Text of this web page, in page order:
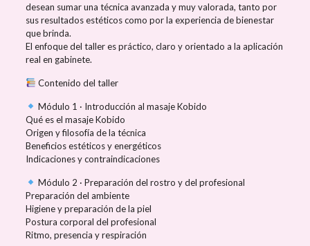
desean sumar una técnica avanzada y muy valorada, tanto por
sus resultados estéticos como por la experiencia de bienestar
que brinda.
El enfoque del taller es práctico, claro y orientado a la aplicación
real en gabinete.
Contenido del taller
Módulo 1 · Introducción al masaje Kobido
Qué es el masaje Kobido
Origen y filosofía de la técnica
Beneficios estéticos y energéticos
Indicaciones y contraindicaciones
Módulo 2 · Preparación del rostro y del profesional
Preparación del ambiente
Higiene y preparación de la piel
Postura corporal del profesional
Ritmo, presencia y respiración